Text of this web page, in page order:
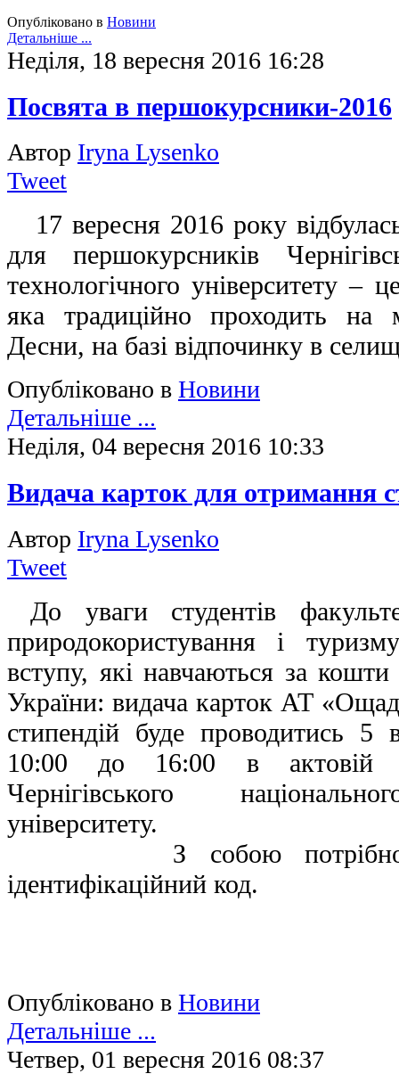
Опубліковано в Новини
Детальніше ...
Неділя, 18 вересня 2016 16:28
Посвята в першокурсники-2016
Автор Iryna Lysenko
Tweet
17 вересня 2016 року
для першокурсників
технологічного університету –
яка традиційно проходить на
Десни, на базі відпочинку в
Опубліковано в Новини
Детальніше ...
Неділя, 04 вересня 2016 10:33
Видача карток для отримання
Автор Iryna Lysenko
Tweet
До уваги студентів
природокористування і
вступу, які навчаються за
України: видача карток АТ
стипендій буде проводитись 5
10:00 до 16:00 в актовій
Чернігівського
університету.
З собою потрібно
ідентифікаційний код.
Опубліковано в Новини
Детальніше ...
Четвер, 01 вересня 2016 08:37